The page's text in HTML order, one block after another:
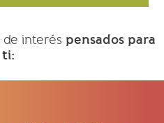
interés pensados para
ti: